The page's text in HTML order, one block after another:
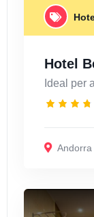
Hotel
Ideal per
Andorra